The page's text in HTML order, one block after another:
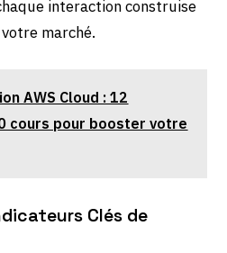
interaction construise
marché.
AWS Cloud : 12
cours pour booster votre
Clés de